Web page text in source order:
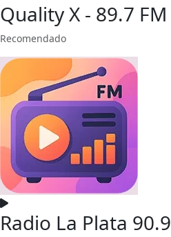
Quality X - 89.7 FM
Recomendado
Radio La Plata 90.9